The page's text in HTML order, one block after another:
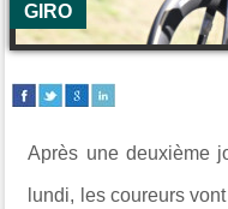
GIRO
Après une deuxième
lundi, les coureurs